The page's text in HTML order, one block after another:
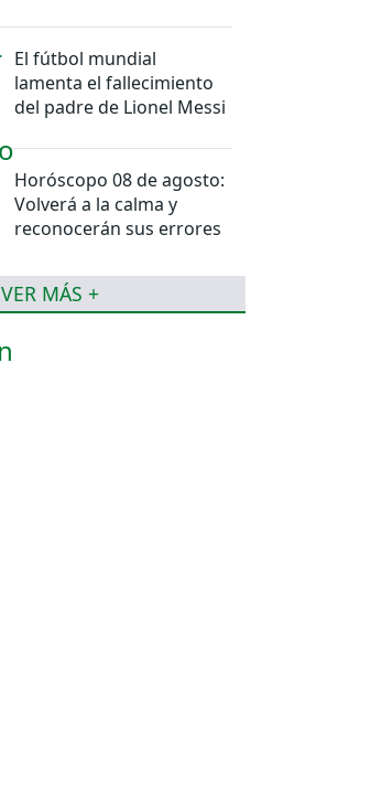
El fútbol mundial
lamenta el fallecimiento
del padre de Lionel Messi
Horóscopo 08 de agosto:
Volverá a la calma y
reconocerán sus errores
VER MÁS +